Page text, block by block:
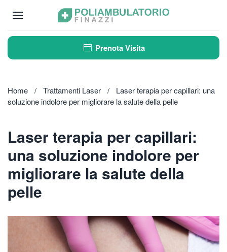
al
principale
Prenota Visita
Home Trattamenti Laser
Laser terapia per capillari: una
soluzione indolore per migliorare la salute della pelle
Laser terapia per capillari:
una soluzione indolore per
migliorare la salute della
pelle